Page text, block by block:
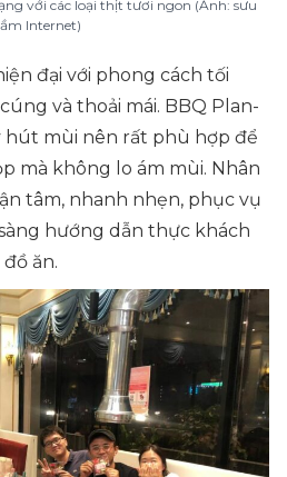
với các loại thịt tươi ngon (Ảnh: sưu
Internet)
đại với phong cách tối
và thoải mái. BBQ Plan-
hút mùi nên rất phù hợp để
mà không lo ám mùi. Nhân
tâm, nhanh nhẹn, phục vụ
hướng dẫn thực khách
ăn.